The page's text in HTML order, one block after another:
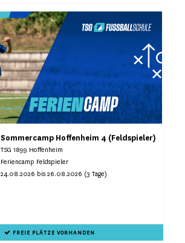
Sommercamp Hoffenheim 4 (Feldspieler)
TSG 1899 Hoffenheim
Feriencamp Feldspieler
24.08.2026 bis 26.08.2026 (3 Tage)
FREIE PLÄTZE VORHANDEN